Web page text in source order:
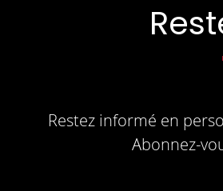
Restez informé en
Abonnez-